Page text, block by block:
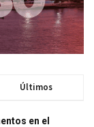
Últimos
en el